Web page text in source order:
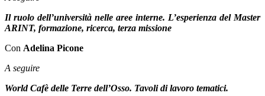
Il ruolo dell’università nelle aree interne. L’esperienza del Master
ARINT, formazione, ricerca, terza missione
Con Adelina Picone
A seguire
World Cafè delle Terre dell’Osso. Tavoli di lavoro tematici.